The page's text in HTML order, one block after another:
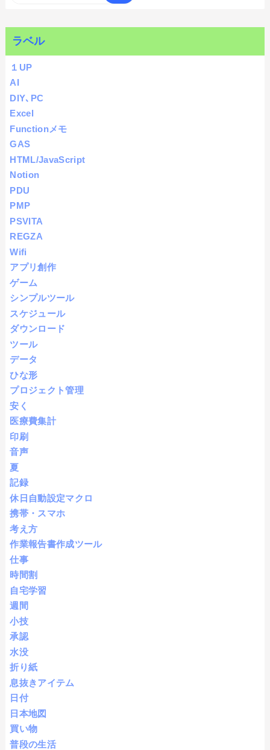
ラベル
１UP
AI
DIY､PC
Excel
Functionメモ
GAS
HTML/JavaScript
Notion
PDU
PMP
PSVITA
REGZA
Wifi
アプリ創作
ゲーム
シンプルツール
スケジュール
ダウンロード
ツール
データ
ひな形
プロジェクト管理
安く
医療費集計
印刷
音声
夏
記録
休日自動設定マクロ
携帯・スマホ
考え方
作業報告書作成ツール
仕事
時間割
自宅学習
週間
小技
承認
水没
折り紙
息抜きアイテム
日付
日本地図
買い物
普段の生活